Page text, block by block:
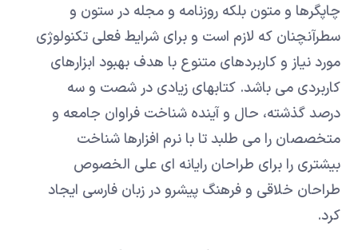
چاپگرها و متون بلکه روزنامه و مجله در ستون و
سطرآنچنان که لازم است و برای شرایط فعلی تکنولوژی
مورد نیاز و کاربردهای متنوع با هدف بهبود ابزارهای
کاربردی می باشد. کتابهای زیادی در شصت و سه
درصد گذشته، حال و آینده شناخت فراوان جامعه و
متخصصان را می طلبد تا با نرم افزارها شناخت
بیشتری را برای طراحان رایانه ای علی الخصوص
طراحان خلاقی و فرهنگ پیشرو در زبان فارسی ایجاد
کرد.